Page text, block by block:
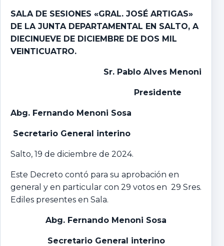
SALA DE SESIONES «GRAL. JOSÉ ARTIGAS»
DE LA JUNTA DEPARTAMENTAL EN SALTO, A
DIECINUEVE DE DICIEMBRE DE DOS MIL
VEINTICUATRO.
Sr. Pablo Alves Menoni
Presidente
Abg. Fernando Menoni Sosa
Secretario General interino
Salto, 19 de diciembre de 2024.
Este Decreto contó para su aprobación en
general y en particular con 29 votos en 29 Sres.
Ediles presentes en Sala.
Abg. Fernando Menoni Sosa
Secretario General interino